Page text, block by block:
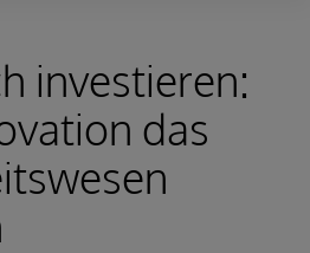
investieren:
das